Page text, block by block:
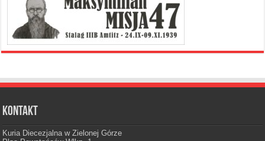
Kontakt
Kuria Diecezjalna w Zielonej Górze